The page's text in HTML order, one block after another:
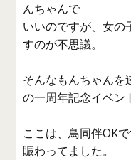
んちゃんで
いいのですが、女の
すのが不思議。
そんなもんちゃんを
の一周年記念イベン
ここは、鳥同伴OK
賑わってました。